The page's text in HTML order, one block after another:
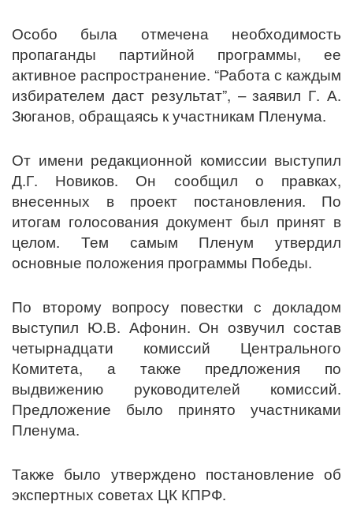
Особо была отмечена необходимость
пропаганды партийной программы, ее
активное распространение. “Работа с каждым
избирателем даст результат”, – заявил Г. А.
Зюганов, обращаясь к участникам Пленума.
От имени редакционной комиссии выступил
Д.Г. Новиков. Он сообщил о правках,
внесенных в проект постановления. По
итогам голосования документ был принят в
целом. Тем самым Пленум утвердил
основные положения программы Победы.
По второму вопросу повестки с докладом
выступил Ю.В. Афонин. Он озвучил состав
четырнадцати комиссий Центрального
Комитета, а также предложения по
выдвижению руководителей комиссий.
Предложение было принято участниками
Пленума.
Также было утверждено постановление об
экспертных советах ЦК КПРФ.